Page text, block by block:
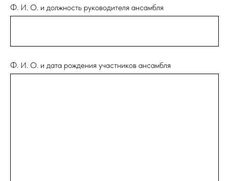
Ф. И. О. и должность руководителя ансамбля
Ф. И. О. и дата рождения участников ансамбля